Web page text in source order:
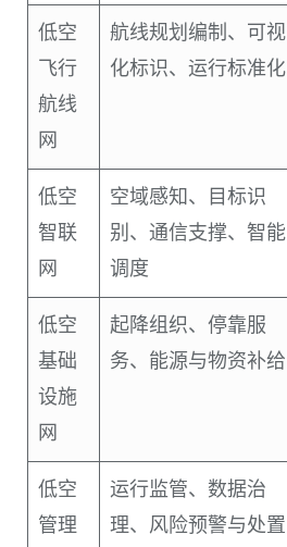
低空
飞行
航线
网
航线规划编制、可视
化标识、运行标准化
低空
智联
网
空域感知、目标识
别、通信支撑、智能
调度
低空
基础
设施
网
起降组织、停靠服
务、能源与物资补给
低空
管理
运行监管、数据治
理、风险预警与处置